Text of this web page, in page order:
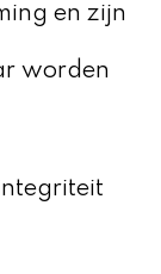
en zijn
worden